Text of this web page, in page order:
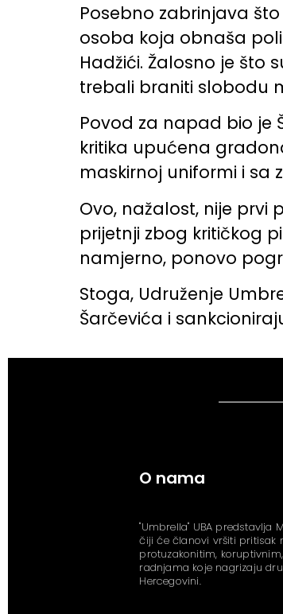
Posebno zabrinjava
osoba koja obnaša
Hadžići. Žalosno je što
trebali braniti slobodu
Povod za napad bio je
kritika upućena
maskirnoj uniformi i sa
Ovo, nažalost, nije prvi
prijetnji zbog kritičkog
namjerno, ponovo
Stoga, Udruženje
Šarčevića i
O nama
"Umbrella" UBA predstavlja
čiji će članovi vršiti pritisak
protuzakonitim,
radnjama koje nagrizaju
Hercegovini.